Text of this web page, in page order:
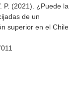
P. (2021). ¿Puede la
de un
superior en el Chile